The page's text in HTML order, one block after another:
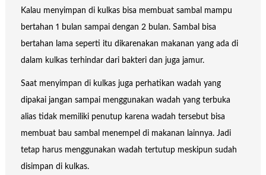
Kalau menyimpan di kulkas bisa membuat sambal mampu
bertahan 1 bulan sampai dengan 2 bulan. Sambal bisa
bertahan lama seperti itu dikarenakan makanan yang ada di
dalam kulkas terhindar dari bakteri dan juga jamur.
Saat menyimpan di kulkas juga perhatikan wadah yang
dipakai jangan sampai menggunakan wadah yang terbuka
alias tidak memiliki penutup karena wadah tersebut bisa
membuat bau sambal menempel di makanan lainnya. Jadi
tetap harus menggunakan wadah tertutup meskipun sudah
disimpan di kulkas.